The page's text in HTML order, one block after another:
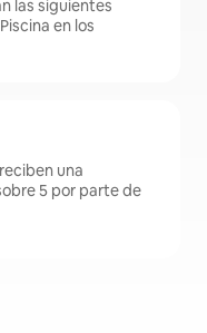
las siguientes
en los
una
5 por parte de